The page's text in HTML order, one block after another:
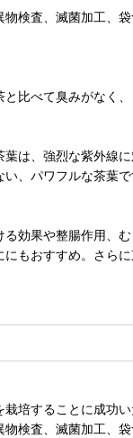
検査、滅菌加工、袋
比べて臭みがなく
は、強烈な紫外
、パワフルな茶葉で
効果や整腸作用
もおすすめ。さ
培することに成功い
検査、滅菌加工、袋